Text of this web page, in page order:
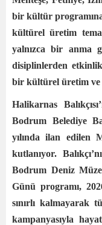
bir kültür
kültürel üretim
yalnızca bir anma
disiplinlerden
bir kültürel üretim ve
Halikarnas
Bodrum Belediye
yılında ilan edilen
kutlanıyor.
Bodrum Deniz
Günü programı,
sınırlı kalmayarak
kampanyasıyla